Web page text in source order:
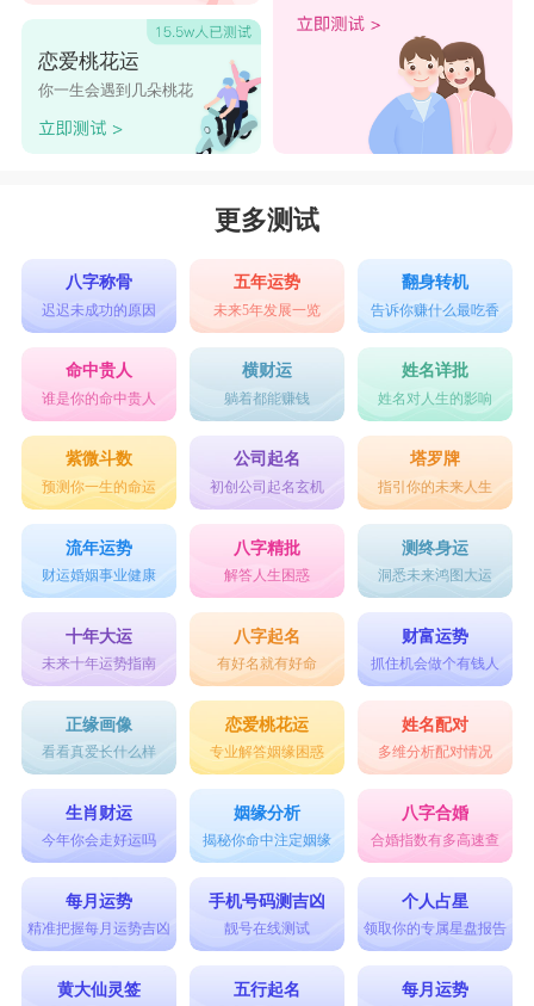
恋爱桃花运
你一生会遇到几朵桃花
更多测试
八字称骨
迟迟未成功的原因
五年运势
未来5年发展一览
翻身转机
告诉你赚什么最吃香
命中贵人
谁是你的命中贵人
横财运
躺着都能赚钱
姓名详批
姓名对人生的影响
紫微斗数
预测你一生的命运
公司起名
初创公司起名玄机
塔罗牌
指引你的未来人生
流年运势
财运婚姻事业健康
八字精批
解答人生困惑
测终身运
洞悉未来鸿图大运
十年大运
未来十年运势指南
八字起名
有好名就有好命
财富运势
抓住机会做个有钱人
正缘画像
看看真爱长什么样
恋爱桃花运
专业解答姻缘困惑
姓名配对
多维分析配对情况
生肖财运
今年你会走好运吗
姻缘分析
揭秘你命中注定姻缘
八字合婚
合婚指数有多高速查
每月运势
精准把握每月运势吉凶
手机号码测吉凶
靓号在线测试
个人占星
领取你的专属星盘报告
黄大仙灵签 五行起名 每月运势